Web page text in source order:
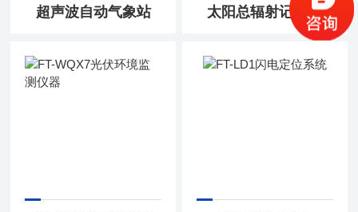
超声波自动气象站 太阳总辐射记录仪